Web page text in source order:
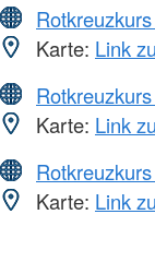
Karte: Link
Karte: Link
Karte: Link